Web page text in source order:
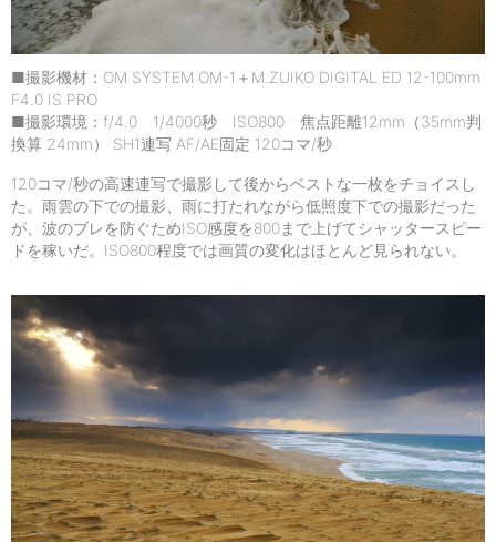
■撮影機材：OM SYSTEM OM-1＋M.ZUIKO DIGITAL ED 12-100mm
F4.0 IS PRO
■撮影環境：f/4.0 1/4000秒 ISO800 焦点距離12mm（35mm判
換算 24mm） SH1連写 AF/AE固定 120コマ/秒
120コマ/秒の高速連写で撮影して後からベストな一枚をチョイスし
た。雨雲の下での撮影、雨に打たれながら低照度下での撮影だった
が、波のブレを防ぐためISO感度を800まで上げてシャッタースピー
ドを稼いだ。ISO800程度では画質の変化はほとんど見られない。